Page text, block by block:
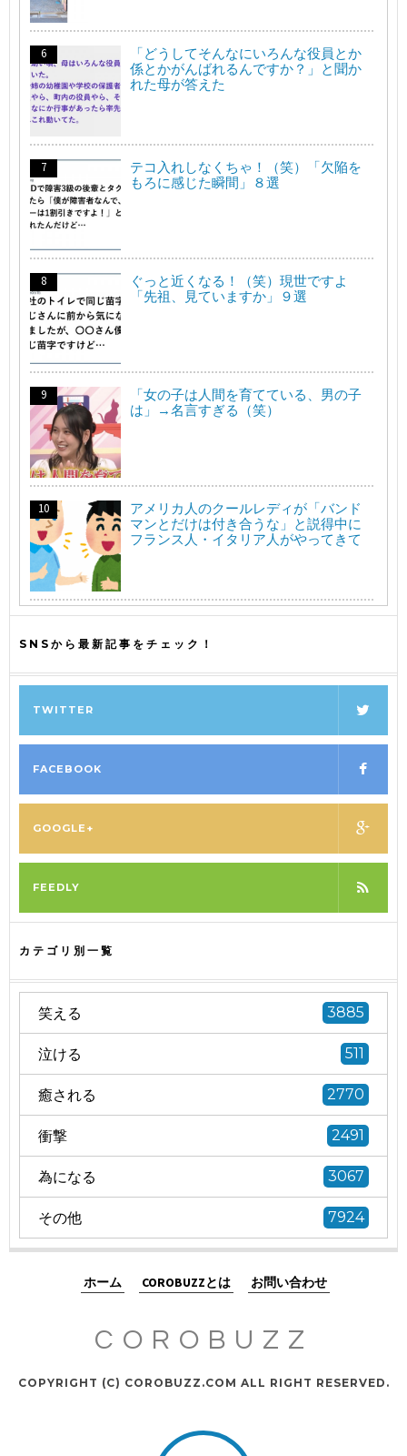
「どうしてそんなにいろんな役員とか
係とかがんばれるんですか？」と聞か
れた母が答えた
テコ入れしなくちゃ！（笑）「欠陥を
もろに感じた瞬間」８選
ぐっと近くなる！（笑）現世ですよ
「先祖、見ていますか」９選
「女の子は人間を育てている、男の子
は」→名言すぎる（笑）
アメリカ人のクールレディが「バンド
マンとだけは付き合うな」と説得中に
フランス人・イタリア人がやってきて
SNSから最新記事をチェック！
TWITTER
FACEBOOK
GOOGLE+
FEEDLY
カテゴリ別一覧
笑える 3885
泣ける 511
癒される 2770
衝撃 2491
為になる 3067
その他 7924
ホーム COROBUZZとは お問い合わせ
COROBUZZ
COPYRIGHT (C) COROBUZZ.COM ALL RIGHT RESERVED.